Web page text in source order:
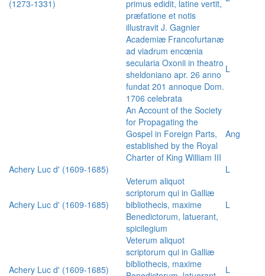
(1273-1331)
primus edidit, latine vertit,
præfatione et notis
illustravit J. Gagnier
Academiæ Francofurtanæ
ad viadrum encœnia
secularia Oxonii in theatro
sheldoniano apr. 26 anno
fundat 201 annoque Dom.
1706 celebrata
L
An Account of the Society
for Propagating the
Gospel in Foreign Parts,
established by the Royal
Charter of King William III
Ang
Achery Luc d' (1609-1685) L
Achery Luc d' (1609-1685)
Veterum aliquot
scriptorum qui in Galliæ
bibliothecis, maxime
Benedictorum, latuerant,
spicilegium
L
Achery Luc d' (1609-1685)
Veterum aliquot
scriptorum qui in Galliæ
bibliothecis, maxime
L